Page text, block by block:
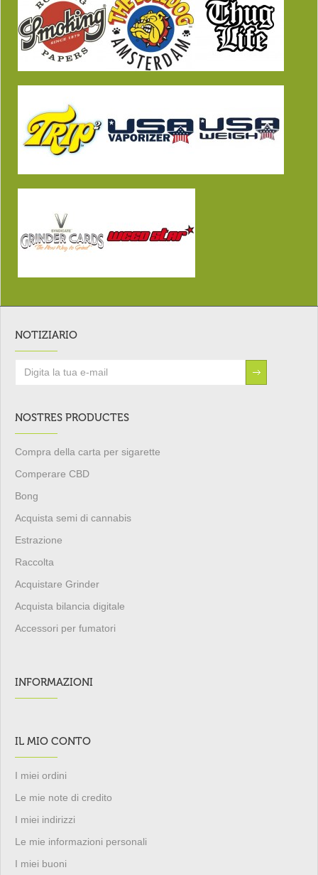
NOTIZIARIO
NOSTRES PRODUCTES
Compra della carta per sigarette
Comperare CBD
Bong
Acquista semi di cannabis
Estrazione
Raccolta
Acquistare Grinder
Acquista bilancia digitale
Accessori per fumatori
INFORMAZIONI
IL MIO CONTO
I miei ordini
Le mie note di credito
I miei indirizzi
Le mie informazioni personali
I miei buoni